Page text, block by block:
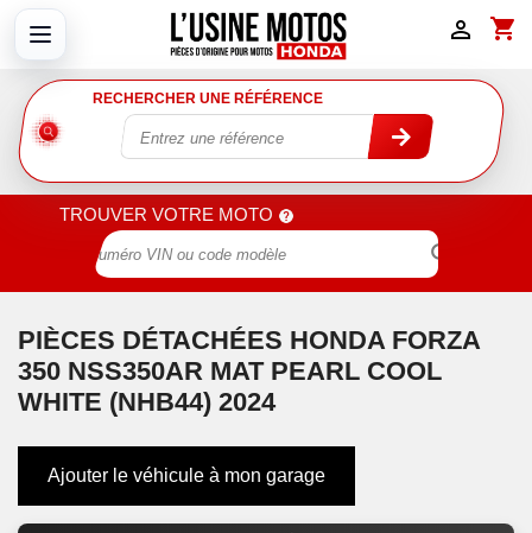
shopping_cart

RECHERCHER UNE RÉFÉRENCE
TROUVER VOTRE MOTO

PIÈCES DÉTACHÉES HONDA FORZA
350 NSS350AR MAT PEARL COOL
WHITE (NHB44) 2024
Ajouter le véhicule à mon garage